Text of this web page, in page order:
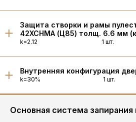
Защита створки и рамы
42XCHMA (Ц85) толщ. 6.6 мм
k=2.12 1 шт.
Внутренняя конфигурация
k=30% 1 шт.
Основная система запирания